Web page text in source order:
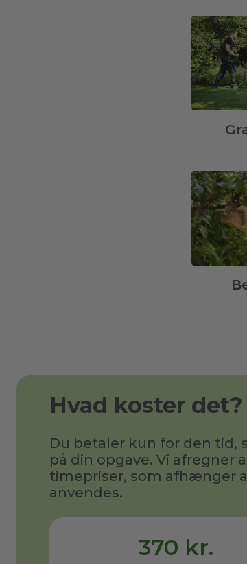
Hvad koster det?
Du betaler kun for den tid,
på din opgave. Vi afregner
timepriser, som afhænger
anvendes.
370 kr.